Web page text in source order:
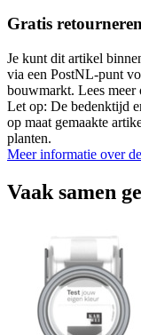
Gratis
Je kunt dit artikel
via een PostNL-punt
bouwmarkt. Lees meer
Let op: De bedenktijd
op maat gemaakte
planten.
Meer informatie over
Vaak samen